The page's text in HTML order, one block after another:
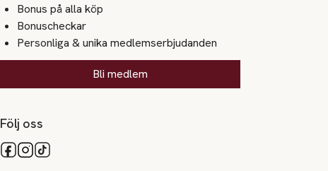
Bonus på alla köp
Bonuscheckar
Personliga & unika medlemserbjudanden
Bli medlem
Följ oss